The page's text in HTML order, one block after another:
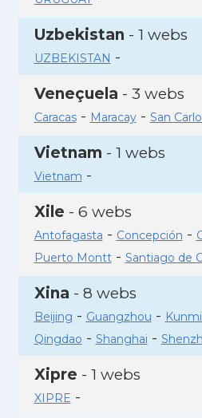
Uzbekistan - 1 webs
UZBEKISTAN -
Veneçuela - 3 webs
Caracas- Maracay- San
Vietnam - 1 webs
Vietnam -
Xile - 6 webs
Antofagasta - Concepción -
Puerto Montt- Santiago de
Xina - 8 webs
Beijing - Guangzhou -
Qingdao - Shanghai -
Xipre - 1 webs
XIPRE -